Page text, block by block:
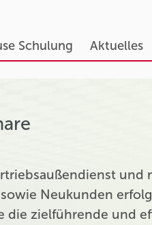
Schulung Aktuelles
und
Neukunden
die zielführende und